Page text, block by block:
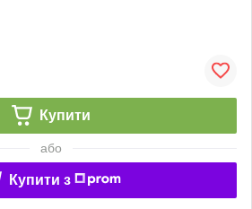
Купити
або
Купити з